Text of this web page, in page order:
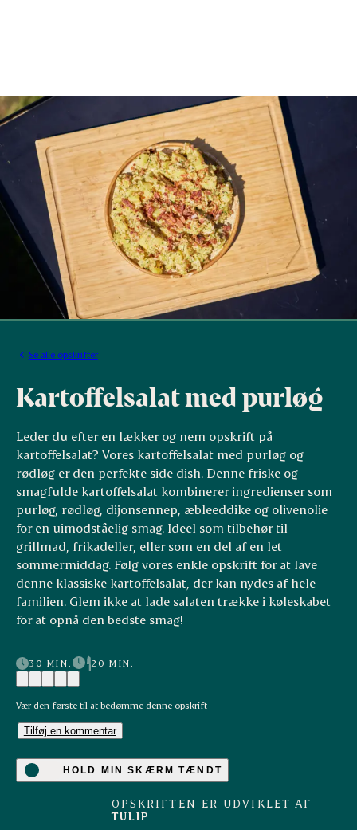
Se alle opskrifter
Kartoffelsalat med purløg
Leder du efter en lækker og nem opskrift på
kartoffelsalat? Vores kartoffelsalat med purløg og
rødløg er den perfekte side dish. Denne friske og
smagfulde kartoffelsalat kombinerer ingredienser som
purløg, rødløg, dijonsennep, æbleeddike og olivenolie
for en uimodståelig smag. Ideel som tilbehør til
grillmad, frikadeller, eller som en del af en let
sommermiddag. Følg vores enkle opskrift for at lave
denne klassiske kartoffelsalat, der kan nydes af hele
familien. Glem ikke at lade salaten trække i køleskabet
for at opnå den bedste smag!
30 MIN. 20 MIN.
Vær den første til at bedømme denne opskrift
Tilføj en kommentar
HOLD MIN SKÆRM TÆNDT
OPSKRIFTEN ER UDVIKLET AF
TULIP